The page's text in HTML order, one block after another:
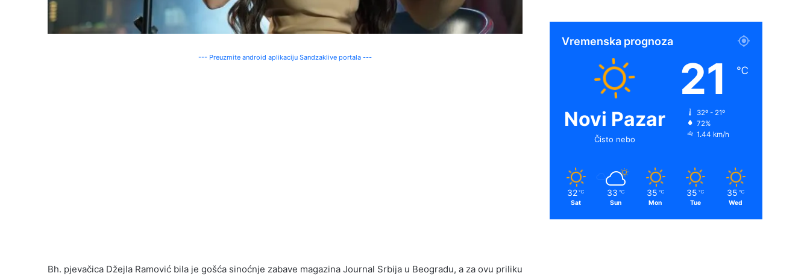
--- Preuzmite android aplikaciju Sandzaklive portala ---
Bh. pjevačica Džejla Ramović bila je gošća sinoćnje zabave magazina Journal Srbija u Beogradu, a za ovu priliku
Vremenska prognoza
Novi Pazar
Čisto nebo
21 ℃
32º - 21º
72%
1.44 km/h
32 ℃
Sat
33 ℃
Sun
35 ℃
Mon
35 ℃
Tue
35 ℃
Wed